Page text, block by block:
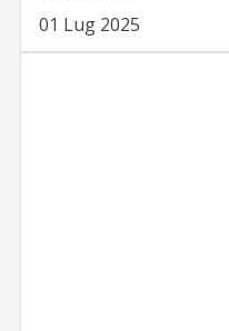
01 Lug 2025